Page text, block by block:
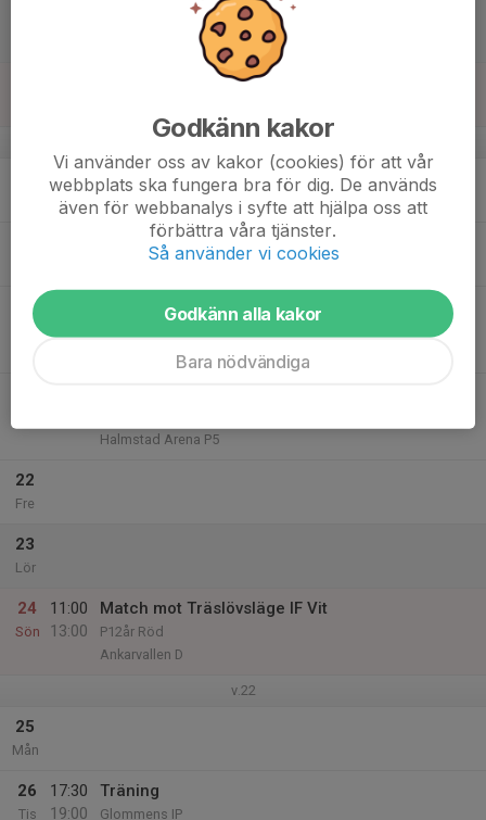
v.21
Träning
20
Ons
Match mot Snöstorp Nyhem FF Grön
Skedalaheds IP 3
Halmstad Arena P5
22
Fre
23
Lör
24
Sön
11:00
13:00
Match mot Träslövsläge IF Vit
P12år Röd
Ankarvallen D
v.22
25
Mån
26
Tis
17:30
19:00
Träning
Glommens IP
Godkänn kakor
Vi använder oss av kakor (cookies) för att vår
webbplats ska fungera bra för dig. De används
även för webbanalys i syfte att hjälpa oss att
förbättra våra tjänster.
Så använder vi cookies
Godkänn alla kakor
Bara nödvändiga